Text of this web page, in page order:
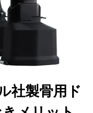
社製骨用ド